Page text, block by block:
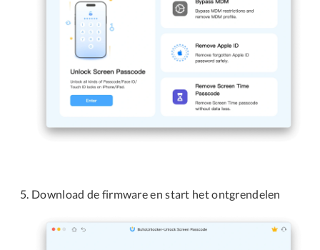
Download de firmware en start het ontgrendelen